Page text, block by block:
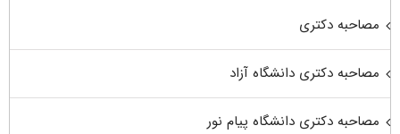
مصاحبه دکتری
مصاحبه دکتری دانشگاه آزاد
مصاحبه دکتری دانشگاه پیام نور